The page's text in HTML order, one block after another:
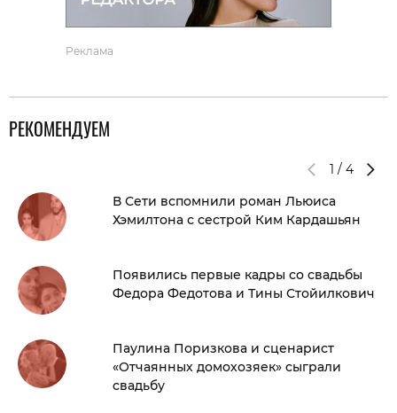
Реклама
РЕКОМЕНДУЕМ
1 / 4
В Сети вспомнили роман Льюиса
Хэмилтона с сестрой Ким Кардашьян
Появились первые кадры со свадьбы
Федора Федотова и Тины Стойилкович
Паулина Поризкова и сценарист
«Отчаянных домохозяек» сыграли
свадьбу